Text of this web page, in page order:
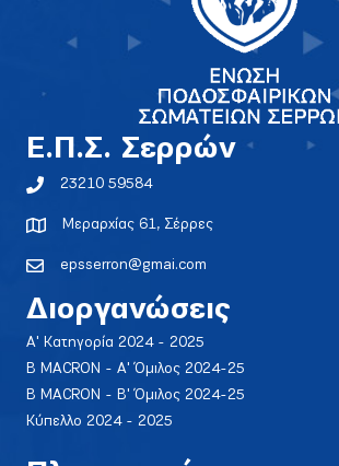
E.Π.Σ. Σερρών
23210 59584
Μεραρχίας 61, Σέρρες
epsserron@gmai.com
Διοργανώσεις
Α' Κατηγορία 2024 - 2025
Β MACRON - Α' Όμιλος 2024-25
Β MACRON - Β' Όμιλος 2024-25
Κύπελλο 2024 - 2025